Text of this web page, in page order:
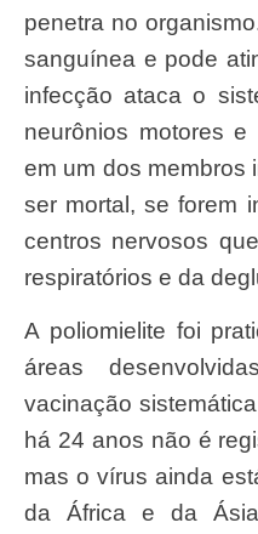
penetra no
sanguínea e pode
infecção ataca o
neurônios motores e
em um dos membros
ser mortal, se forem
centros nervosos
respiratórios e da
A poliomielite foi praticamente erradicada nas
áreas
vacinação
há 24 anos não é
mas o vírus ainda
da África e da